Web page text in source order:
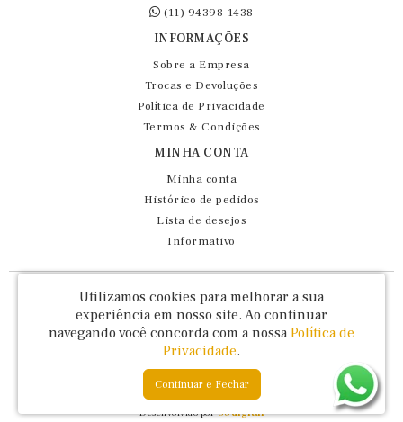
(11) 94398-1438
INFORMAÇÕES
Sobre a Empresa
Trocas e Devoluções
Política de Privacidade
Termos & Condições
MINHA CONTA
Minha conta
Histórico de pedidos
Lista de desejos
Informativo
Fernando Maluhy Cia Ltda - CNPJ: 60.458.825/0001-86
Rua Dr Euclydes da Cunha, 47 - Brás - São Paulo / SP - CEP 03016-030
Fernando Maluhy © 2026
Desenvolvido por88digital
Utilizamos cookies para melhorar a sua
experiência em nosso site. Ao continuar
navegando você concorda com a nossa Política de
Privacidade.
Continuar e Fechar